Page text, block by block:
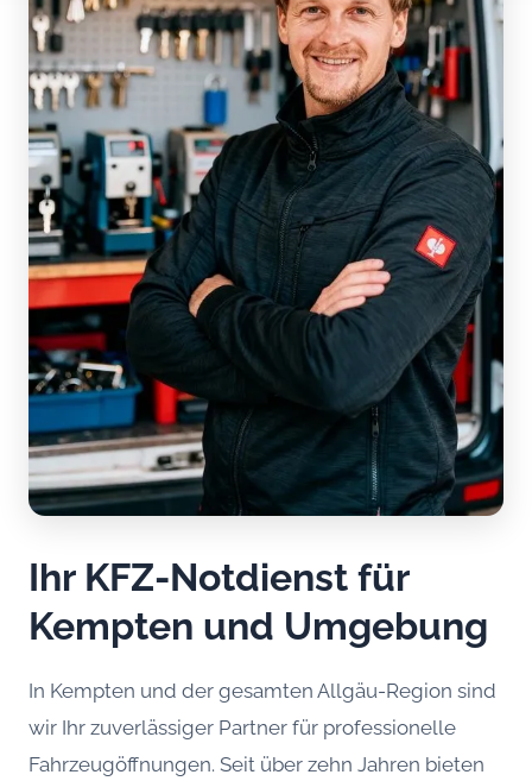
Ihr KFZ-Notdienst für
Kempten und Umgebung
In Kempten und der gesamten Allgäu-Region sind
wir Ihr zuverlässiger Partner für professionelle
Fahrzeugöffnungen. Seit über zehn Jahren bieten